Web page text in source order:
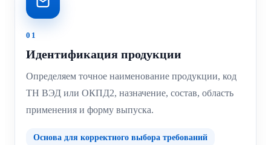
01
Идентификация продукции
Определяем точное наименование продукции, код
ТН ВЭД или ОКПД2, назначение, состав, область
применения и форму выпуска.
Основа для корректного выбора требований